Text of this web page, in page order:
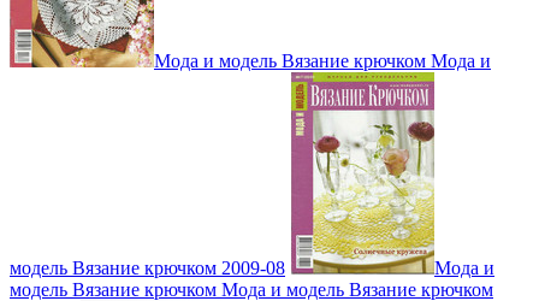
Мода и модель Вязание крючком Мода и
модель Вязание крючком 2009-08
Мода и
модель Вязание крючком Мода и модель Вязание крючком